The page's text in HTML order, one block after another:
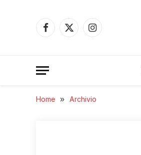
Facebook
X
Instagram
Home » Archivio